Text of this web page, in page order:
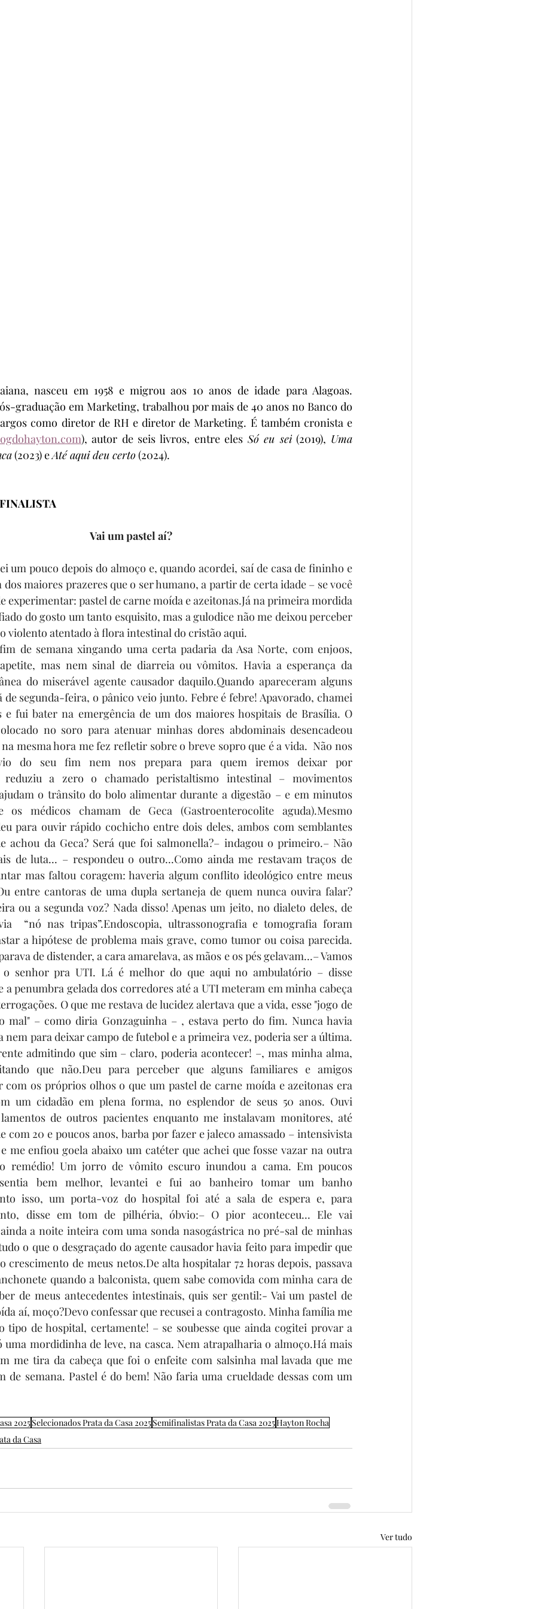
nasceu em 1958 e migrou aos 10 anos de idade para Alagoas.
graduação em Marketing, trabalhou por mais de 40 anos no Banco do
como diretor de RH e diretor de Marketing. É também cronista e
), autor de seis livros, entre eles Só eu sei (2019), Uma
(2023) e Até aqui deu certo (2024).
Vai um pastel aí?
um pouco depois do almoço e, quando acordei, saí de casa de fininho e
dos maiores prazeres que o ser humano, a partir de certa idade – se você
experimentar: pastel de carne moída e azeitonas.Já na primeira mordida
do gosto um tanto esquisito, mas a gulodice não me deixou perceber
violento atentado à flora intestinal do cristão aqui.
de semana xingando uma certa padaria da Asa Norte, com enjoos,
mas nem sinal de diarreia ou vômitos. Havia a esperança da
do miserável agente causador daquilo.Quando apareceram alguns
segunda-feira, o pânico veio junto. Febre é febre! Apavorado, chamei
e fui bater na emergência de um dos maiores hospitais de Brasília. O
no soro para atenuar minhas dores abdominais desencadeou
mesma hora me fez refletir sobre o breve sopro que é a vida.  Não nos
do seu fim nem nos prepara para quem iremos deixar por
reduziu a zero o chamado peristaltismo intestinal – movimentos
o trânsito do bolo alimentar durante a digestão – e em minutos
médicos chamam de Geca (Gastroenterocolite aguda).Mesmo
para ouvir rápido cochicho entre dois deles, ambos com semblantes
achou da Geca? Será que foi salmonella?– indagou o primeiro.– Não
de luta... – respondeu o outro...Como ainda me restavam traços de
mas faltou coragem: haveria algum conflito ideológico entre meus
entre cantoras de uma dupla sertaneja de quem nunca ouvira falar?
ou a segunda voz? Nada disso! Apenas um jeito, no dialeto deles, de
“nó nas tripas”.Endoscopia, ultrassonografia e tomografia foram
a hipótese de problema mais grave, como tumor ou coisa parecida.
de distender, a cara amarelava, as mãos e os pés gelavam...– Vamos
senhor pra UTI. Lá é melhor do que aqui no ambulatório – disse
a penumbra gelada dos corredores até a UTI meteram em minha cabeça
O que me restava de lucidez alertava que a vida, esse "jogo de
mal" – como diria Gonzaguinha – , estava perto do fim. Nunca havia
nem para deixar campo de futebol e a primeira vez, poderia ser a última.
admitindo que sim – claro, poderia acontecer! –, mas minha alma,
que não.Deu para perceber que alguns familiares e amigos
com os próprios olhos o que um pastel de carne moída e azeitonas era
um cidadão em plena forma, no esplendor de seus 50 anos. Ouvi
de outros pacientes enquanto me instalavam monitores, até
com 20 e poucos anos, barba por fazer e jaleco amassado – intensivista
me enfiou goela abaixo um catéter que achei que fosse vazar na outra
remédio! Um jorro de vômito escuro inundou a cama. Em poucos
bem melhor, levantei e fui ao banheiro tomar um banho
isso, um porta-voz do hospital foi até a sala de espera e, para
disse em tom de pilhéria, óbvio:– O pior aconteceu... Ele vai
ainda a noite inteira com uma sonda nasogástrica no pré-sal de minhas
o que o desgraçado do agente causador havia feito para impedir que
crescimento de meus netos.De alta hospitalar 72 horas depois, passava
quando a balconista, quem sabe comovida com minha cara de
de meus antecedentes intestinais, quis ser gentil:- Vai um pastel de
aí, moço?Devo confessar que recusei a contragosto. Minha família me
de hospital, certamente! – se soubesse que ainda cogitei provar a
uma mordidinha de leve, na casca. Nem atrapalharia o almoço.Há mais
me tira da cabeça que foi o enfeite com salsinha mal lavada que me
de semana. Pastel é do bem! Não faria uma crueldade dessas com um
2025Selecionados Prata da Casa 2025Semifinalistas Prata da Casa 2025Hayton Rocha
da Casa
Ver tudo